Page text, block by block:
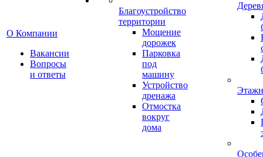
О Компании
Вакансии
Вопросы
и ответы
Благоустройство
территории
Мощение
дорожек
Парковка
под
машину
Устройство
дренажа
Отмостка
вокруг
дома